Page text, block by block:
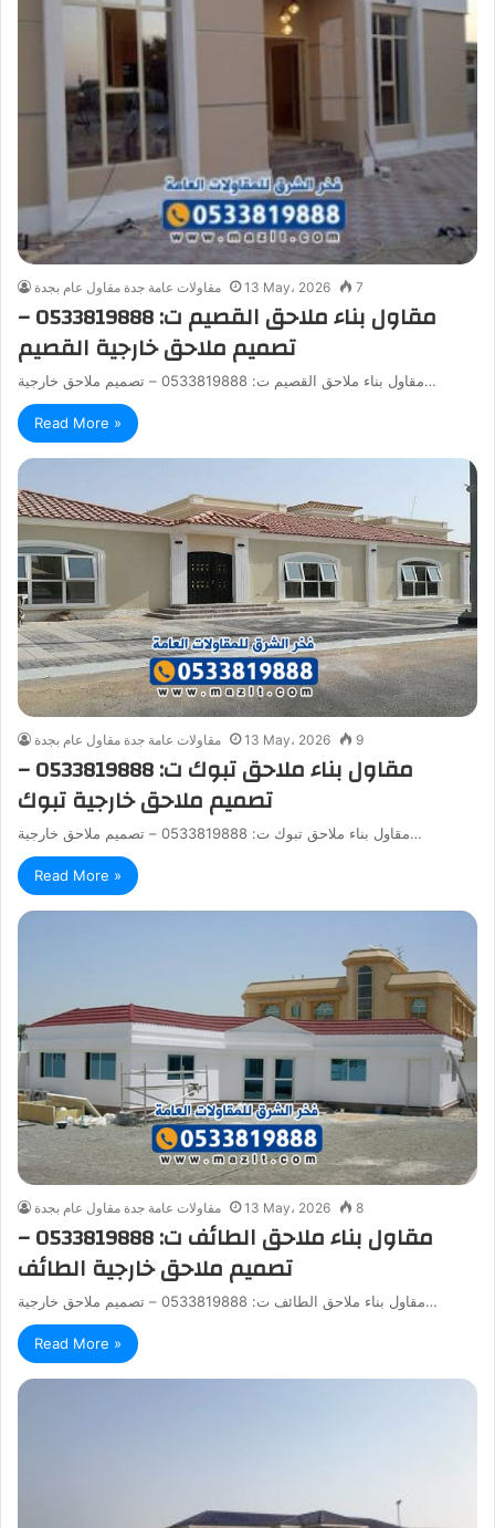
مقاولات عامة جدة مقاول عام بجدة 13 May، 2026 7
مقاول بناء ملاحق القصيم ت: 0533819888 –
تصميم ملاحق خارجية القصيم
مقاول بناء ملاحق القصيم ت: 0533819888 – تصميم ملاحق خارجية…
Read More »
مقاولات عامة جدة مقاول عام بجدة 13 May، 2026 9
مقاول بناء ملاحق تبوك ت: 0533819888 –
تصميم ملاحق خارجية تبوك
مقاول بناء ملاحق تبوك ت: 0533819888 – تصميم ملاحق خارجية…
Read More »
مقاولات عامة جدة مقاول عام بجدة 13 May، 2026 8
مقاول بناء ملاحق الطائف ت: 0533819888 –
تصميم ملاحق خارجية الطائف
مقاول بناء ملاحق الطائف ت: 0533819888 – تصميم ملاحق خارجية…
Read More »